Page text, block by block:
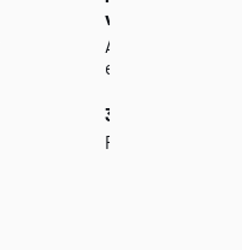
visuelles
Anthropologie -
ethnologie
35,00 $
Papier